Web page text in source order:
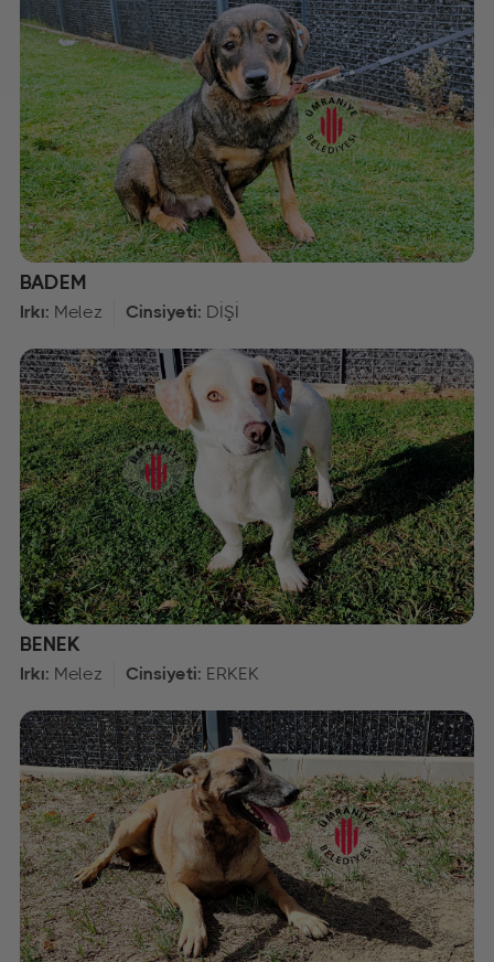
BADEM
Irkı: Melez Cinsiyeti: DİŞİ
BENEK
Irkı: Melez Cinsiyeti: ERKEK